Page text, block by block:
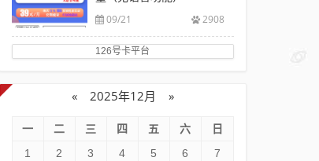
09/21 2908
126号卡平台
« 2025年12月 »
一 二 三 四 五 六
日
1
2 3 4 5 6
7